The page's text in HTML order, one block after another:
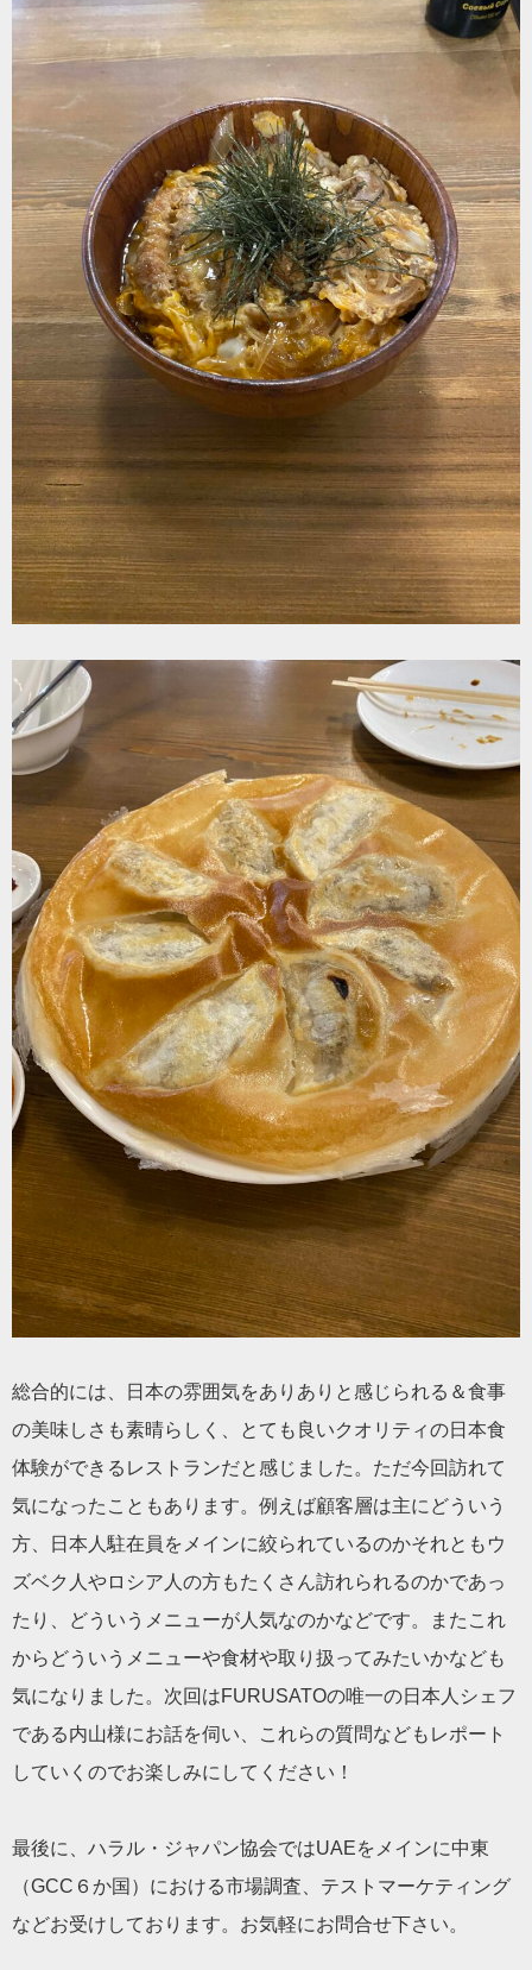
総合的には、日本の雰囲気をありありと感じられる＆食事
の美味しさも素晴らしく、とても良いクオリティの日本食
体験ができるレストランだと感じました。ただ今回訪れて
気になったこともあります。例えば顧客層は主にどういう
方、日本人駐在員をメインに絞られているのかそれともウ
ズベク人やロシア人の方もたくさん訪れられるのかであっ
たり、どういうメニューが人気なのかなどです。またこれ
からどういうメニューや食材や取り扱ってみたいかなども
気になりました。次回はFURUSATOの唯一の日本人シェフ
である内山様にお話を伺い、これらの質問などもレポート
していくのでお楽しみにしてください！
最後に、 ハラル・ジャパン協会ではUAEをメインに中東
（GCC６か国）における市場調査、テストマーケティング
などお受けしております。お気軽にお問合せ下さい。